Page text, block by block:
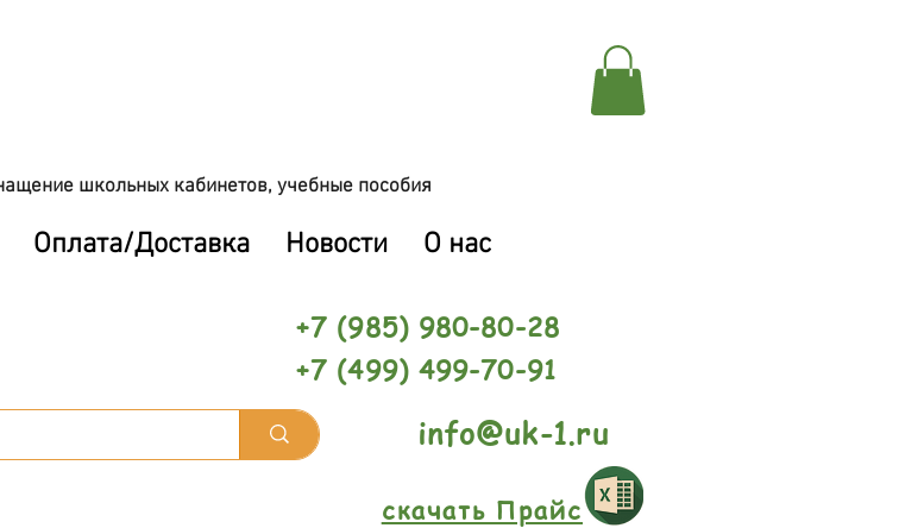
школьных кабинетов, учебные пособия
Оплата/Доставка Новости О нас
+7 (985) 980-80-28
+7 (499) 499-70-91
info@uk-1.ru
скачать Прайс